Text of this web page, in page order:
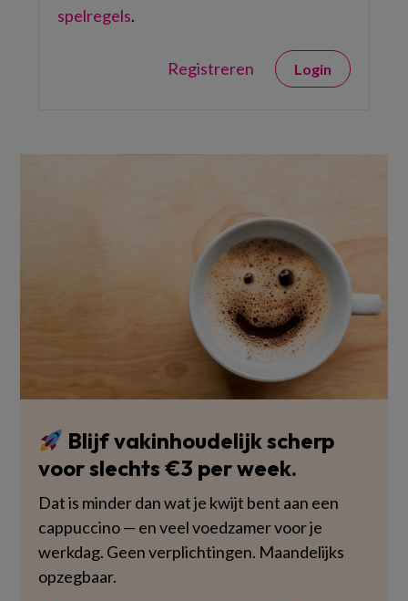
spelregels.
Registreren Login
Blijf vakinhoudelijk scherp
voor slechts €3 per week.
Dat is minder dan wat je kwijt bent aan een
cappuccino — en veel voedzamer voor je
werkdag. Geen verplichtingen. Maandelijks
opzegbaar.